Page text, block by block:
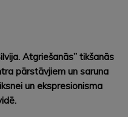
Atgriešanās” tikšanās
pārstāvjiem un saruna
un ekspresionisma